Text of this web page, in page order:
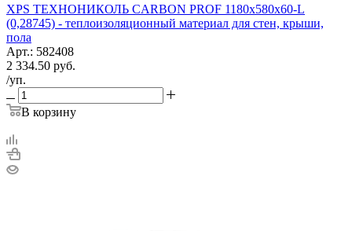
XPS ТЕХНОНИКОЛЬ CARBON PROF 1180х580х60-L
(0,28745) - теплоизоляционный материал для стен, крыши,
пола
Арт.: 582408
2 334.50 руб.
/уп.
В корзину